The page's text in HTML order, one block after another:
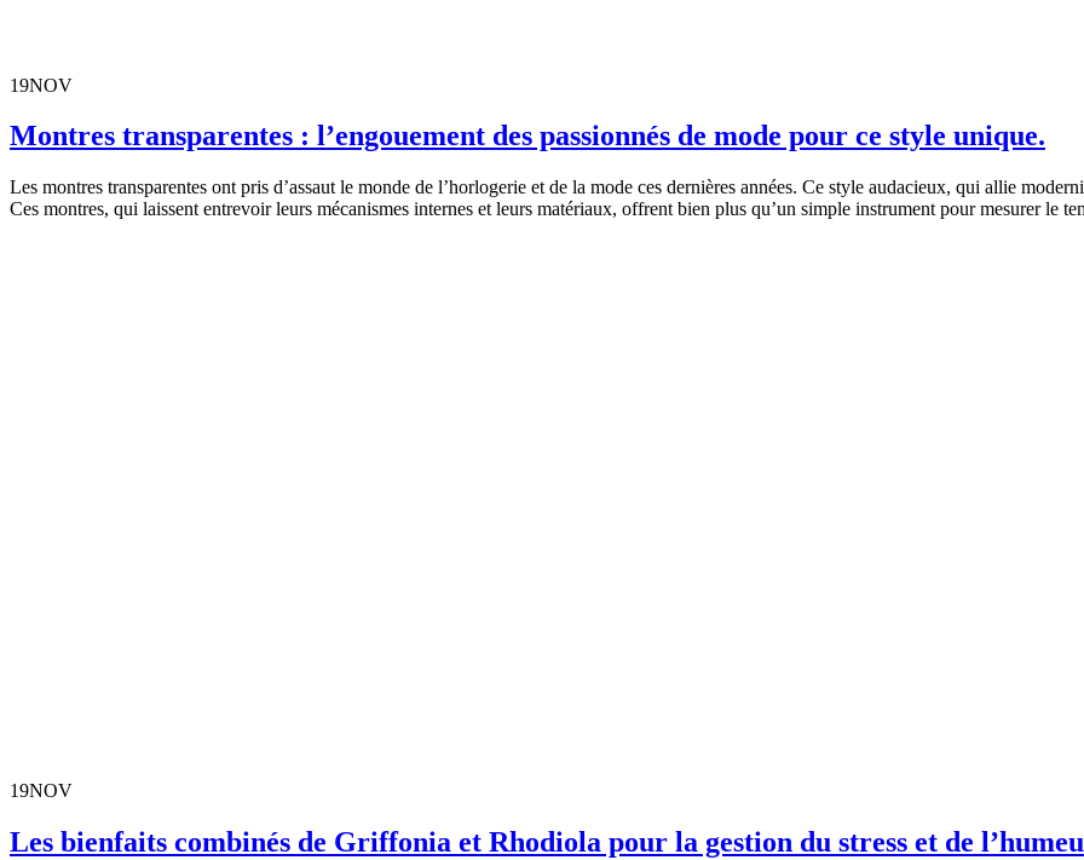
19NOV
Montres transparentes : l’engouement des passionnés de mode pour ce style unique.
Les montres transparentes ont pris d’assaut le monde de l’horlogerie et de la mode ces dernières années. Ce style audacieux, qui allie
Ces montres, qui laissent entrevoir leurs mécanismes internes et leurs matériaux, offrent bien plus qu’un simple instrument pour mesurer le
19NOV
Les bienfaits combinés de Griffonia et Rhodiola pour la gestion du stress et de